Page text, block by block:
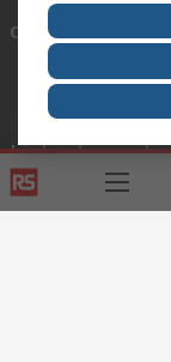
Conectar con
Links de ayuda
Servicios